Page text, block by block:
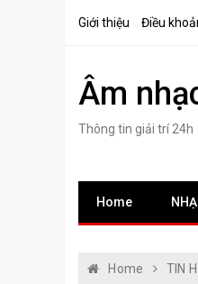
Giới thiệu Điều
Âm
Thông tin giải trí 24h
Home
Home TIN